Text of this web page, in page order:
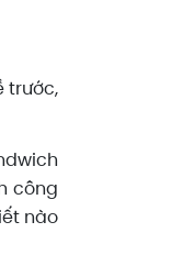
trước,
công
nào